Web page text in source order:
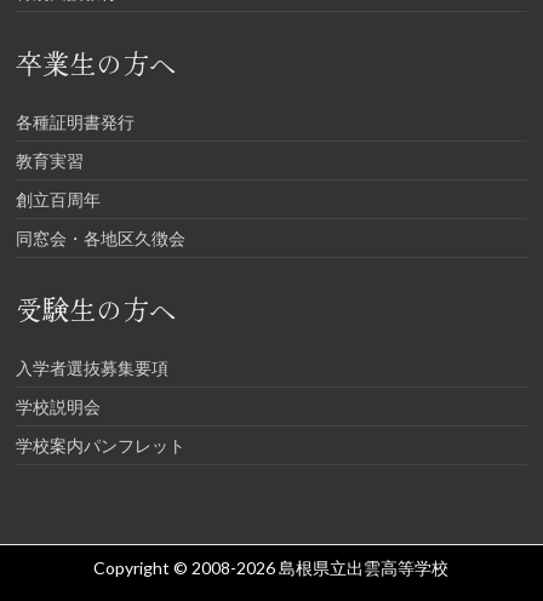
卒業生の方へ
各種証明書発行
教育実習
創立百周年
同窓会・各地区久徴会
受験生の方へ
入学者選抜募集要項
学校説明会
学校案内パンフレット
Copyright © 2008-2026島根県立出雲高等学校